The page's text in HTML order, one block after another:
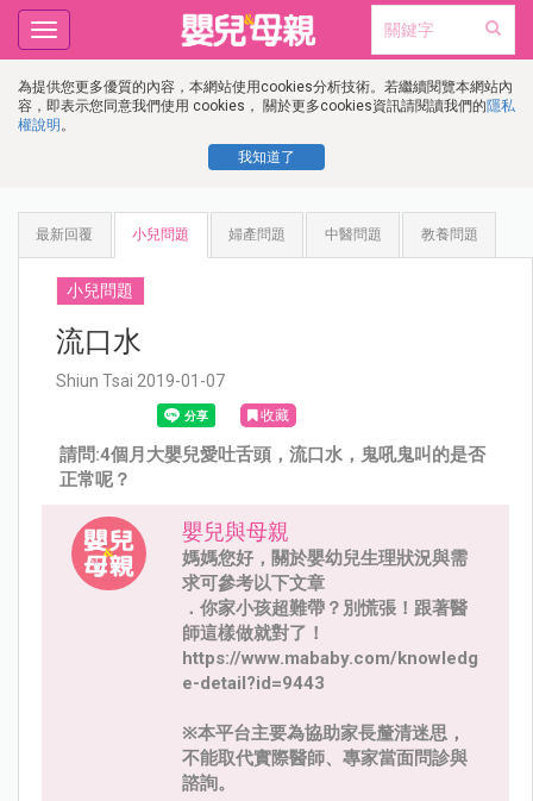
為提供您更多優質的內容，本網站使用cookies分析技術。若繼續閱覽本網站內
容，即表示您同意我們使用 cookies， 關於更多cookies資訊請閱讀我們的隱私
權說明 。
我知道了
Toggle
navigation
最新回覆 小兒問題 婦產問題 中醫問題 教養問題
小兒問題
流口水
Shiun Tsai 2019-01-07
收藏
請問:4個月大嬰兒愛吐舌頭，流口水，鬼吼鬼叫的是否
正常呢？
嬰兒與母親
媽媽您好，關於嬰幼兒生理狀況與需
求可參考以下文章
．你家小孩超難帶？別慌張！跟著醫
師這樣做就對了！
https://www.mababy.com/knowledg
e-detail?id=9443
※本平台主要為協助家長釐清迷思，
不能取代實際醫師、專家當面問診與
諮詢。